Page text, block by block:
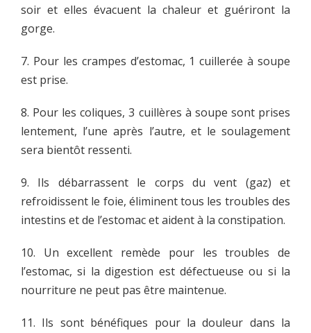
soir et elles évacuent la chaleur et guériront la
gorge.
7. Pour les crampes d’estomac, 1 cuillerée à soupe
est prise.
8. Pour les coliques, 3 cuillères à soupe sont prises
lentement, l’une après l’autre, et le soulagement
sera bientôt ressenti.
9. Ils débarrassent le corps du vent (gaz) et
refroidissent le foie, éliminent tous les troubles des
intestins et de l’estomac et aident à la constipation.
10. Un excellent remède pour les troubles de
l’estomac, si la digestion est défectueuse ou si la
nourriture ne peut pas être maintenue.
11. Ils sont bénéfiques pour la douleur dans la